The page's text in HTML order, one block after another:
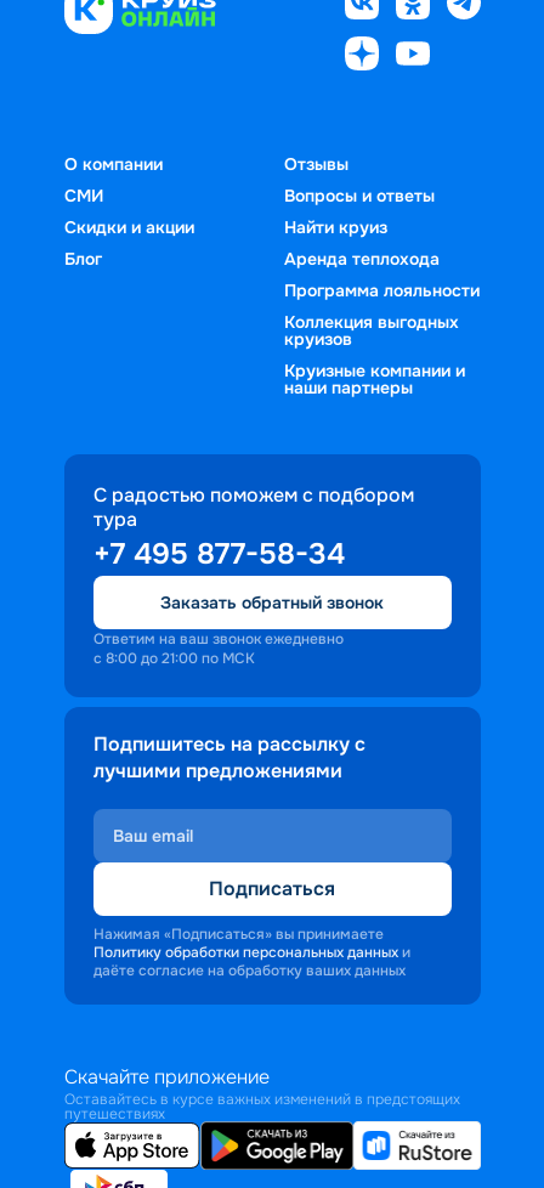
О компании
СМИ
Скидки и акции
Блог
Отзывы
Вопросы и ответы
Найти круиз
Аренда теплохода
Программа лояльности
Коллекция выгодных
круизов
Круизные компании и
наши партнеры
С радостью поможем с подбором
тура
+7 495 877-58-34
Заказать обратный звонок
Ответим на ваш звонок ежедневно
с 8:00 до 21:00 по МСК
Подпишитесь на рассылку с
лучшими предложениями
Подписаться
Нажимая «Подписаться» вы принимаете
Политику обработки персональных данных и
даёте согласие на обработку ваших данных
Скачайте приложение
Оставайтесь в курсе важных изменений в предстоящих
путешествиях